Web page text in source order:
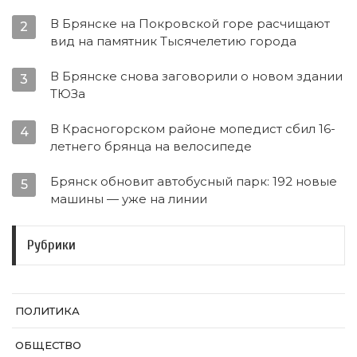
2
В Брянске на Покровской горе расчищают
вид на памятник Тысячелетию города
3
В Брянске снова заговорили о новом здании
ТЮЗа
4
В Красногорском районе мопедист сбил 16-
летнего брянца на велосипеде
5
Брянск обновит автобусный парк: 192 новые
машины — уже на линии
Рубрики
ПОЛИТИКА
ОБЩЕСТВО